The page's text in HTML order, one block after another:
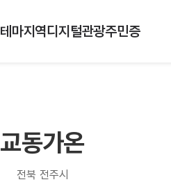
테마지역디지털관광주민증
교동가온
전북 전주시